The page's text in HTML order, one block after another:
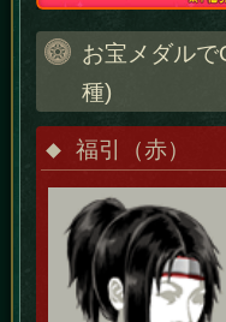
お宝メダル
種)
福引（赤）